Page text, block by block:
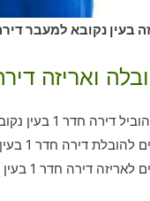
בעין נקובא למעבר
ואריזה
נקובא עם חברת הובלה כולל אריזה?
חדר 1 בעין נקובא – בין 370-770 ש"ח
חדר 1 בעין נקובא – בין 320-620 ש"ח